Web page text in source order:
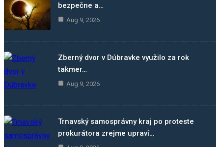
bezpečne a…
Aug 9, 2026
Zberný dvor v Dúbravke využilo za rok
takmer…
Aug 9, 2026
Trnavský samosprávny kraj po proteste
prokurátora zrejme upraví…